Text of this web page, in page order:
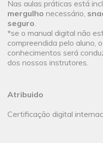
Nas aulas práticas está
mergulho necessário,
seguro.
*se o manual digital não
compreendida pelo aluno,
conhecimentos será
dos nossos instrutores.
Atribuido
Certificação digital